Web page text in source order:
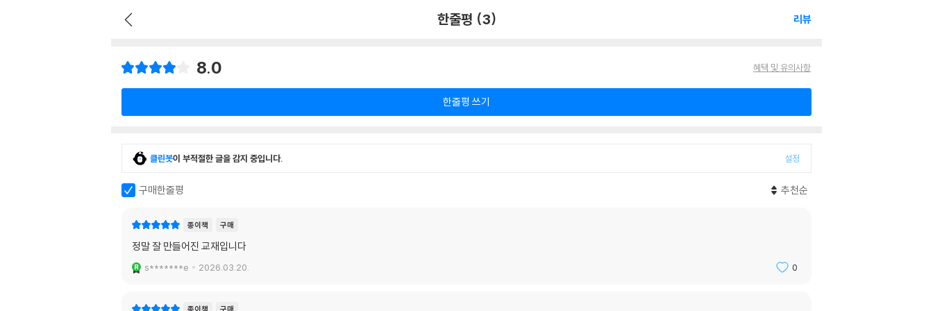
한줄평 (3) 리뷰
8.0 혜택 및 유의사항
한줄평 쓰기
클린봇이 부적절한 글을 감지 중입니다. 설정
구매한줄평 추천순
종이책 구매
정말 잘 만들어진 교재입니다
s*******e 2026.03.20. 0
종이책 구매